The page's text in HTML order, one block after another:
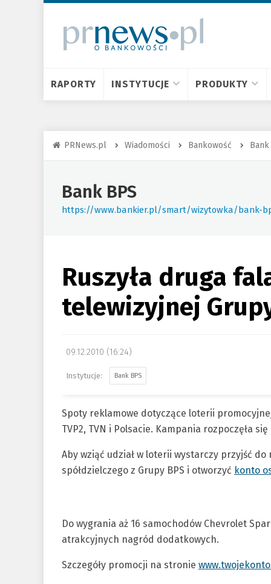
RAPORTY INSTYTUCJE PRODUKTY
PRNews.pl Wiadomości Bankowość Bank
Bank BPS
https://www.bankier.pl/smart/wizytowka/bank-
Ruszyła druga
telewizyjnej
09.12.2010 (16:24)
Bank BPS
Spoty reklamowe dotyczące loterii
TVP2, TVN i Polsacie. Kampania rozpoczęła
Aby wziąć udział w loterii wystarczy przyjść
spółdzielczego z Grupy BPS i otworzyć konto
Do wygrania aż 16 samochodów Chevrolet
atrakcyjnych nagród dodatkowych.
Szczegóły promocji na stronie